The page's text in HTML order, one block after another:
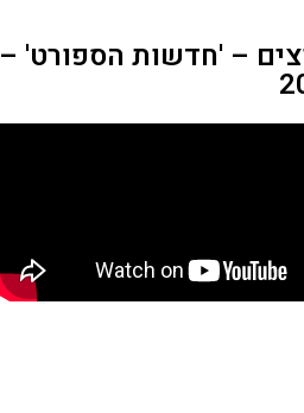
– 'חדשות הספורט' –